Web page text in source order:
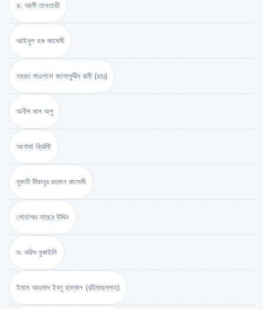
ড. আলী তানতাভী
আইনুল হক কাসেমী
হযরত মাওলানা জালালুদ্দীন রূমী (রহঃ)
অনীশ দাস অপু
আগাথা ক্রিস্টি
মুফতী মীযানুর রহমান কাসেমী
মোহাম্মদ নাছের উদ্দিন
ড. মরিস বুকাইলি
ইমাম আহমাদ ইবনু হাম্বাল (রহিমাহুল্লাহ)